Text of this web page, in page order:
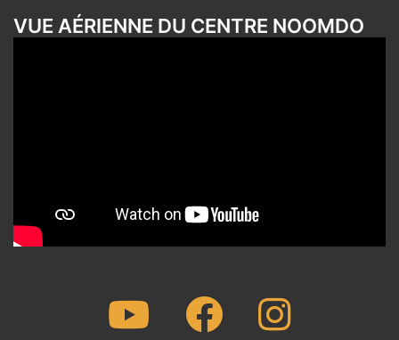
VUE AÉRIENNE DU CENTRE NOOMDO
Youtube Facebook